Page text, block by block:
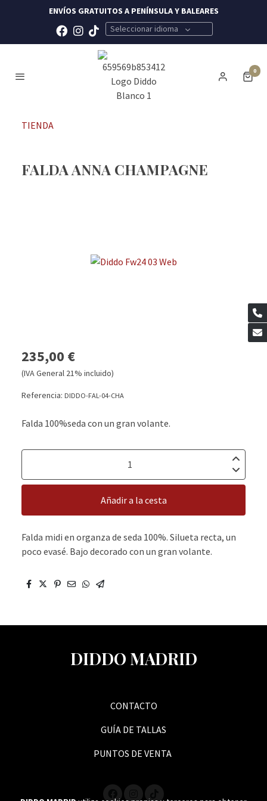
ENVÍOS GRATUITOS A PENÍNSULA Y BALEARES
Seleccionar idioma
0
TIENDA
FALDA ANNA CHAMPAGNE
235,00 €
(IVA General 21% incluido)
Referencia: DIDDO-FAL-04-CHA
Falda 100%seda con un gran volante.
Añadir a la cesta
Falda midi en organza de seda 100%. Silueta recta, un
poco evasé. Bajo decorado con un gran volante.
DIDDO MADRID
CONTACTO
GUÍA DE TALLAS
PUNTOS DE VENTA